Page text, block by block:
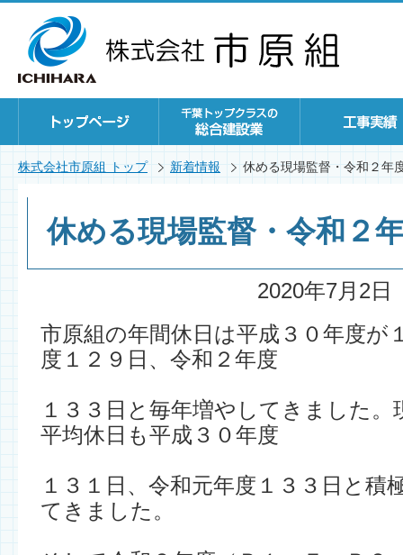
株式会社市原組 トップ 新着情報 休める現場監督・令和２年
休める現場監督・令和２
2020年7月2日
市原組の年間休日は平成３０年度が
度１２９日、令和２年度
１３３日と毎年増やしてきました
平均休日も平成３０年度
１３１日、令和元年度１３３日と積
てきました。